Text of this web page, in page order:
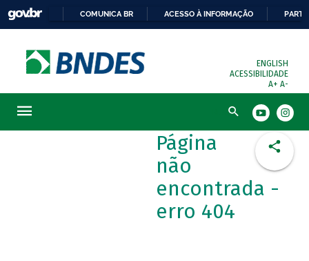
COMUNICA BR ACESSO À INFORMAÇÃO
ENGLISH
ACESSIBILIDADE
A+ A-
Busca
Página
não
encontrada -
erro 404